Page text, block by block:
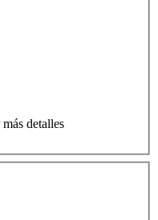
detalles